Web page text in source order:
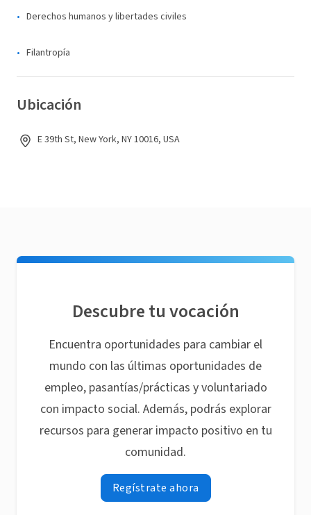
Derechos humanos y libertades civiles
Filantropía
Ubicación
E 39th St, New York, NY 10016, USA
Descubre tu vocación
Encuentra oportunidades para cambiar el
mundo con las últimas oportunidades de
empleo, pasantías/prácticas y voluntariado
con impacto social. Además, podrás explorar
recursos para generar impacto positivo en tu
comunidad.
Regístrate ahora